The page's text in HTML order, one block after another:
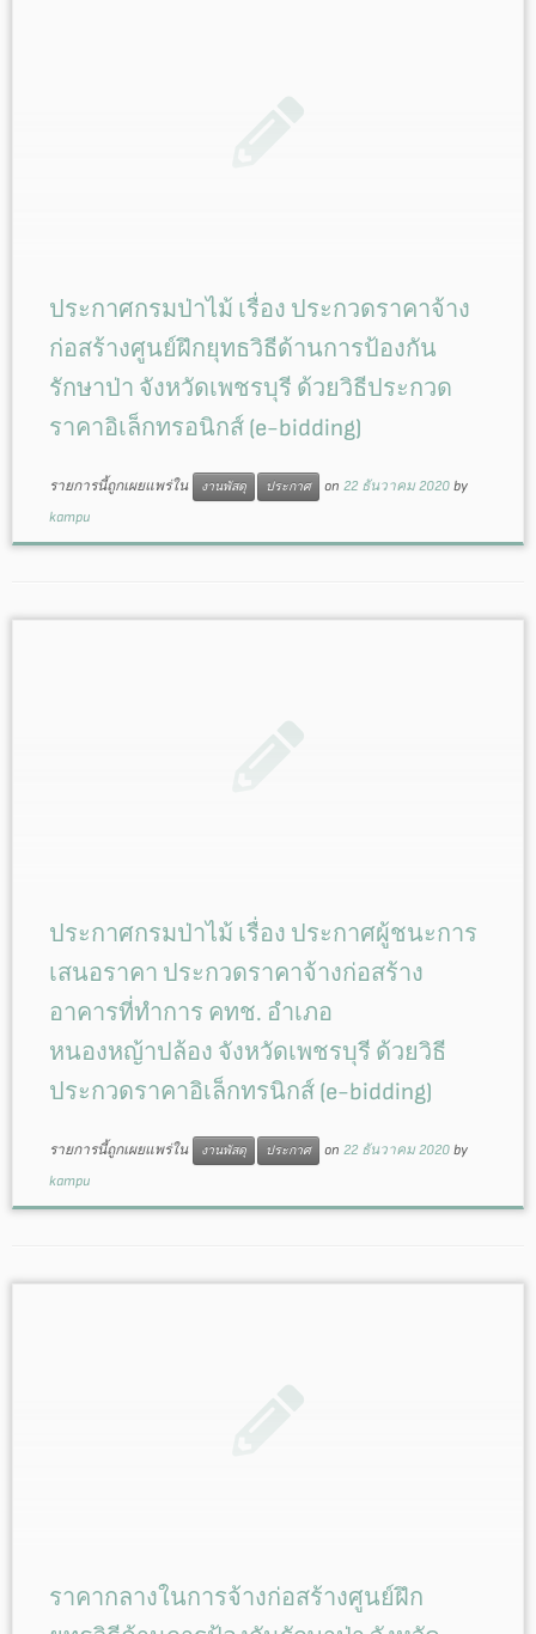
ประกาศกรมป่าไม้ เรื่อง ประกวดราคาจ้าง
ก่อสร้างศูนย์ฝึกยุทธวิธีด้านการป้องกัน
รักษาป่า จังหวัดเพชรบุรี ด้วยวิธีประกวด
ราคาอิเล็กทรอนิกส์ (e-bidding)
รายการนี้ถูกเผยแพร่ใน งานพัสดุ ประกาศ on 22 ธันวาคม 2020 by
kampu
ประกาศกรมป่าไม้ เรื่อง ประกาศผู้ชนะการ
เสนอราคา ประกวดราคาจ้างก่อสร้าง
อาคารที่ทำการ คทช. อำเภอ
หนองหญ้าปล้อง จังหวัดเพชรบุรี ด้วยวิธี
ประกวดราคาอิเล็กทรนิกส์ (e-bidding)
รายการนี้ถูกเผยแพร่ใน งานพัสดุ ประกาศ on 22 ธันวาคม 2020 by
kampu
ราคากลางในการจ้างก่อสร้างศูนย์ฝึก